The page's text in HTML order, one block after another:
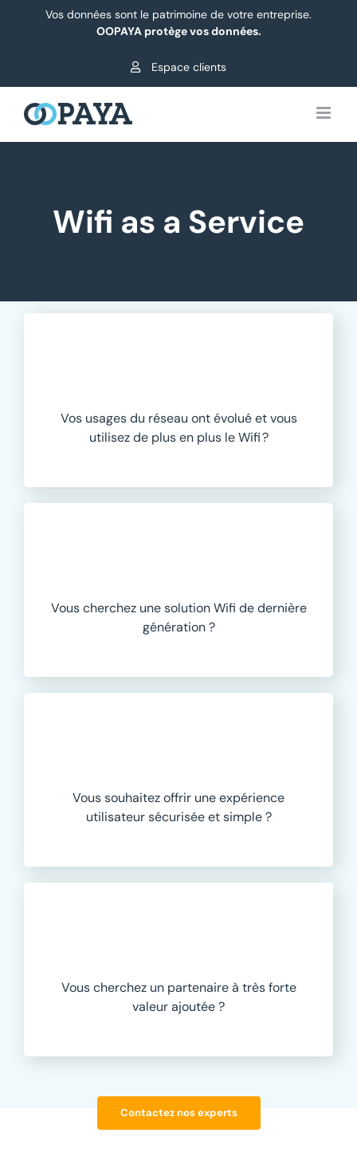
Vos données sont le patrimoine de votre entreprise.
OOPAYA protège vos données.
Espace clients
Wifi as a Service
Vos usages du réseau ontévoluéetvous
utilisez de plus en plusle Wifi ?
Vouscherchezune solution Wifi de dernière
génération?
Vous souhaitezoffrir une expérience
utilisateur sécurisée et simple?
Vous cherchez un partenaireà très forte
valeur ajoutée?
Contactez nos experts